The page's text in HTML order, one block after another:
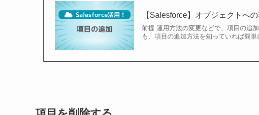
【Salesforce】オブジェクトへ
前提 運用方法の変更などで、項目の追
も、項目の追加方法を知っていれば簡